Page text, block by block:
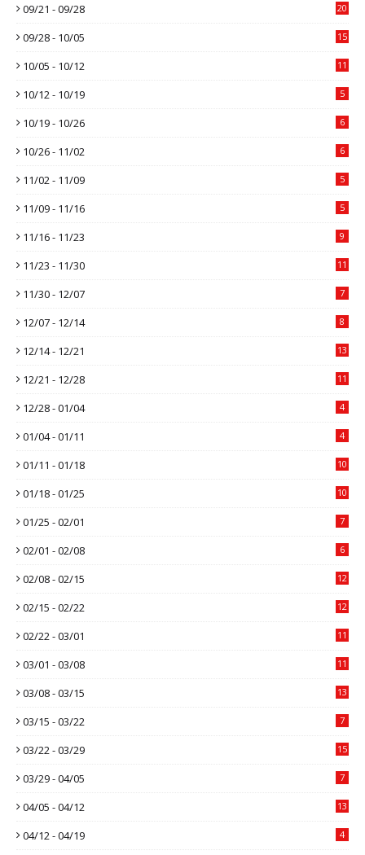
09/21 - 09/28 20
09/28 - 10/05 15
10/05 - 10/12 11
10/12 - 10/19 5
10/19 - 10/26 6
10/26 - 11/02 6
11/02 - 11/09 5
11/09 - 11/16 5
11/16 - 11/23 9
11/23 - 11/30 11
11/30 - 12/07 7
12/07 - 12/14 8
12/14 - 12/21 13
12/21 - 12/28 11
12/28 - 01/04 4
01/04 - 01/11 4
01/11 - 01/18 10
01/18 - 01/25 10
01/25 - 02/01 7
02/01 - 02/08 6
02/08 - 02/15 12
02/15 - 02/22 12
02/22 - 03/01 11
03/01 - 03/08 11
03/08 - 03/15 13
03/15 - 03/22 7
03/22 - 03/29 15
03/29 - 04/05 7
04/05 - 04/12 13
04/12 - 04/19 4